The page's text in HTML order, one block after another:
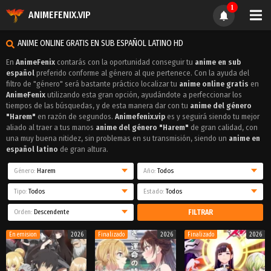
ANIMEFENIX.VIP
1
ANIME ONLINE GRATIS EN SUB ESPAÑOL LATINO HD
En AnimeFenix contarás con la oportunidad conseguir tu anime en sub
español preferido conforme al género al que pertenece. Con la ayuda del
filtro de "género" será bastante práctico localizar tu anime online gratis en
AnimeFenix utilizando esta gran opción, ayudándote a perfeccionar los
tiempos de las búsquedas, y de esta manera dar con tu anime del género
"Harem" en razón de segundos. Animefenix.vip es y seguirá siendo tu mejor
aliado al traer a tus manos anime del género "Harem" de gran calidad, con
una muy buena nitidez, sin problemas en su transmisión, siendo un anime en
español latino de gran altura.
Género: Harem Año: Todos
Tipo: Todos Estado: Todos
Orden: Descendente FILTRAR
En emision 2026 Finalizado 2026 Finalizado 2026